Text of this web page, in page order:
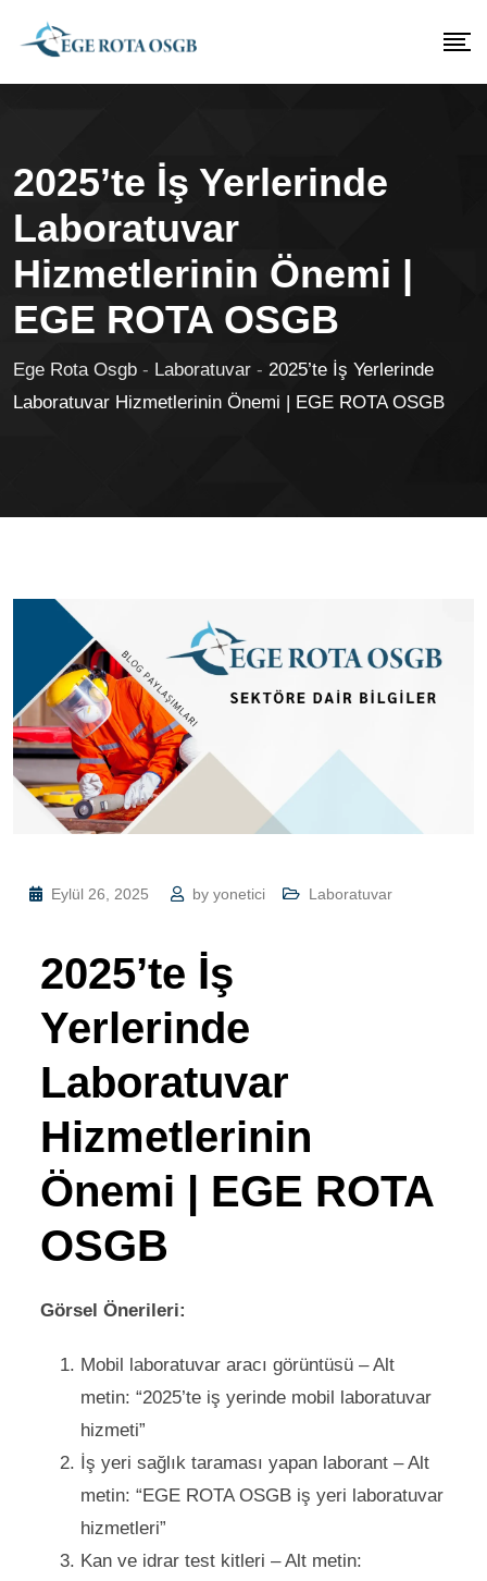
2025’te İş Yerlerinde
Laboratuvar
Hizmetlerinin Önemi |
EGE ROTA OSGB
Ege Rota Osgb - Laboratuvar - 2025’te İş Yerlerinde
Laboratuvar Hizmetlerinin Önemi | EGE ROTA OSGB
Eylül 26, 2025 by yonetici Laboratuvar
2025’te İş
Yerlerinde
Laboratuvar
Hizmetlerinin
Önemi | EGE ROTA
OSGB
Görsel Önerileri:
Mobil laboratuvar aracı görüntüsü – Alt
metin: “2025’te iş yerinde mobil laboratuvar
hizmeti”
İş yeri sağlık taraması yapan laborant – Alt
metin: “EGE ROTA OSGB iş yeri laboratuvar
hizmetleri”
Kan ve idrar test kitleri – Alt metin: